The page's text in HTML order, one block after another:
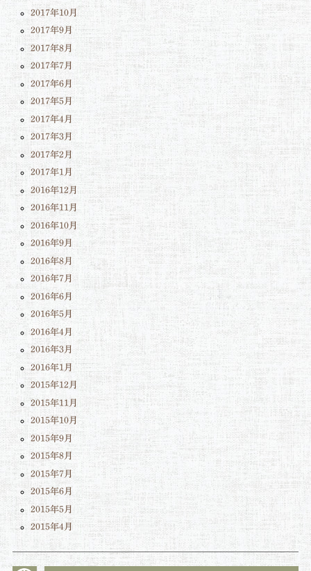
2017年10月
2017年9月
2017年8月
2017年7月
2017年6月
2017年5月
2017年4月
2017年3月
2017年2月
2017年1月
2016年12月
2016年11月
2016年10月
2016年9月
2016年8月
2016年7月
2016年6月
2016年5月
2016年4月
2016年3月
2016年1月
2015年12月
2015年11月
2015年10月
2015年9月
2015年8月
2015年7月
2015年6月
2015年5月
2015年4月